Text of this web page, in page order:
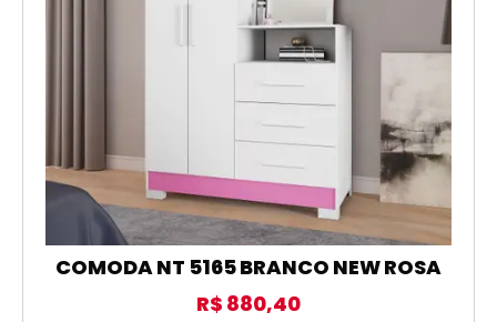
COMODA NT 5165 BRANCO NEW ROSA
R$ 880,40